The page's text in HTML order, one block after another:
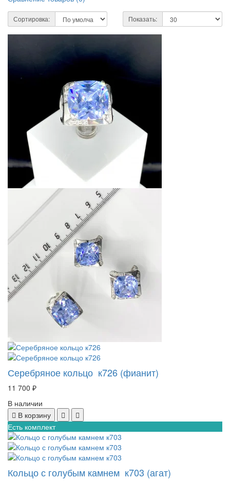
Сортировка: Показать:
Серебряное кольцо к726 (фианит)
11 700 ₽
В наличии
В корзину
Есть комплект
Кольцо с голубым камнем к703 (агат)